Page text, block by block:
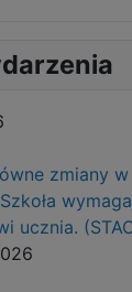
zmiany
ucznia.